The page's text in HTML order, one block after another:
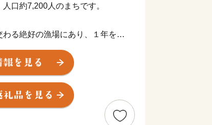
口約7,200人のまちです。
る絶好の漁場にあり、１年を通
特にししゃもや毛がに、柳だ
し全国から引き合いがありま
けでも十分すぎるくらいです
ものがあります。
国区の『しそ焼酎鍛高譚』のしそ